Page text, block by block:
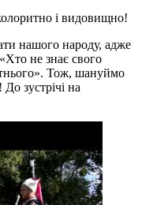
і видовищно!
нашого народу, адже
«Хто не знає свого
Тож, шануймо
зустрічі на